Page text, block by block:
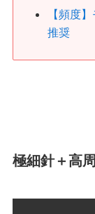
【頻度
推奨
極細針＋高